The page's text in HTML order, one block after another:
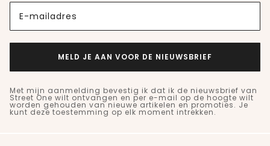
E-mailadres
MELD JE AAN VOOR DE NIEUWSBRIEF
Met mijn aanmelding bevestig ik dat ik de nieuwsbrief van
Street One wilt ontvangen en per e-mail op de hoogte wilt
worden gehouden van nieuwe artikelen en promoties. Je
kunt deze toestemming op elk moment intrekken.